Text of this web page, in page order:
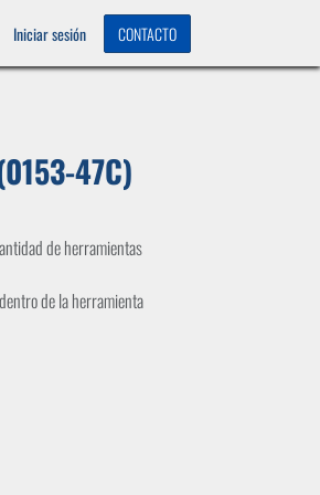
Iniciar sesión CONTACTO
47C)
de herramientas
de la herramienta